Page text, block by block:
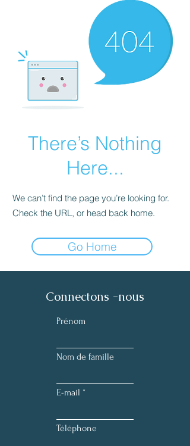
There’s Nothing
Here...
We can’t find the page you’re looking for.
Check the URL, or head back home.
Go Home
Connectons -nous
Prénom
Nom de famille
E-mail
Téléphone